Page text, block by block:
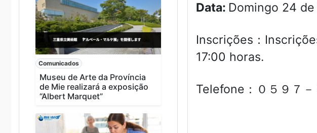
Comunicados
Museu de Arte da Província
de Mie realizará a exposição
“Albert Marquet”
Data: Domingo 24
Inscrições：
17:00 horas.
Telefone：０５９７